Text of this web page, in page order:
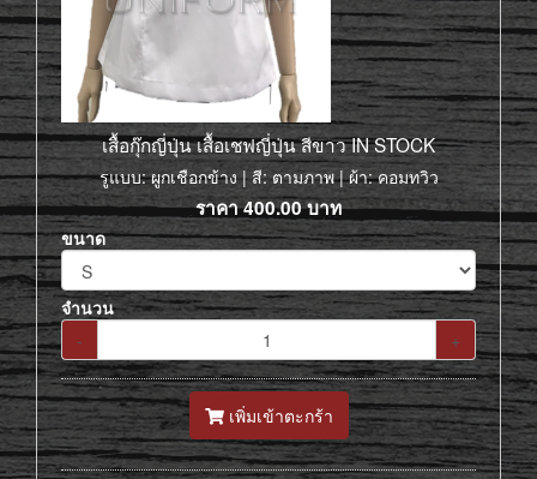
เสื้อกุ๊กญี่ปุ่น เสื้อเชฟญี่ปุ่น สีขาว IN STOCK
รูแบบ: ผูกเชือกข้าง | สี: ตามภาพ | ผ้า: คอมทวิว
ราคา400.00บาท
ขนาด
จำนวน
-
+
เพิ่มเข้าตะกร้า